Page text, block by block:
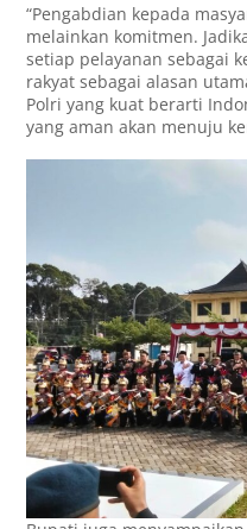
“Pengabdian kepada
melainkan komitmen.
setiap pelayanan sebagai
rakyat sebagai alasan
Polri yang kuat berarti
yang aman akan menuju